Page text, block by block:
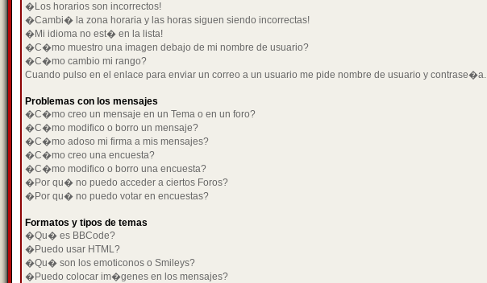
�Los horarios son incorrectos!
�Cambi� la zona horaria y las horas siguen siendo incorrectas!
�Mi idioma no est� en la lista!
�C�mo muestro una imagen debajo de mi nombre de usuario?
�C�mo cambio mi rango?
Cuando pulso en el enlace para enviar un correo a un usuario me pide nombre de usuario y contrase�a.
Problemas con los mensajes
�C�mo creo un mensaje en un Tema o en un foro?
�C�mo modifico o borro un mensaje?
�C�mo adoso mi firma a mis mensajes?
�C�mo creo una encuesta?
�C�mo modifico o borro una encuesta?
�Por qu� no puedo acceder a ciertos Foros?
�Por qu� no puedo votar en encuestas?
Formatos y tipos de temas
�Qu� es BBCode?
�Puedo usar HTML?
�Qu� son los emoticonos o Smileys?
�Puedo colocar im�genes en los mensajes?